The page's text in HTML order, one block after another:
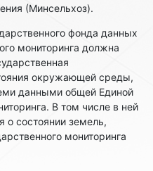
(Минсельхоз).
фонда данных
мониторинга должна
окружающей среды,
данными общей Единой
В том числе в ней
состоянии земель,
мониторинга